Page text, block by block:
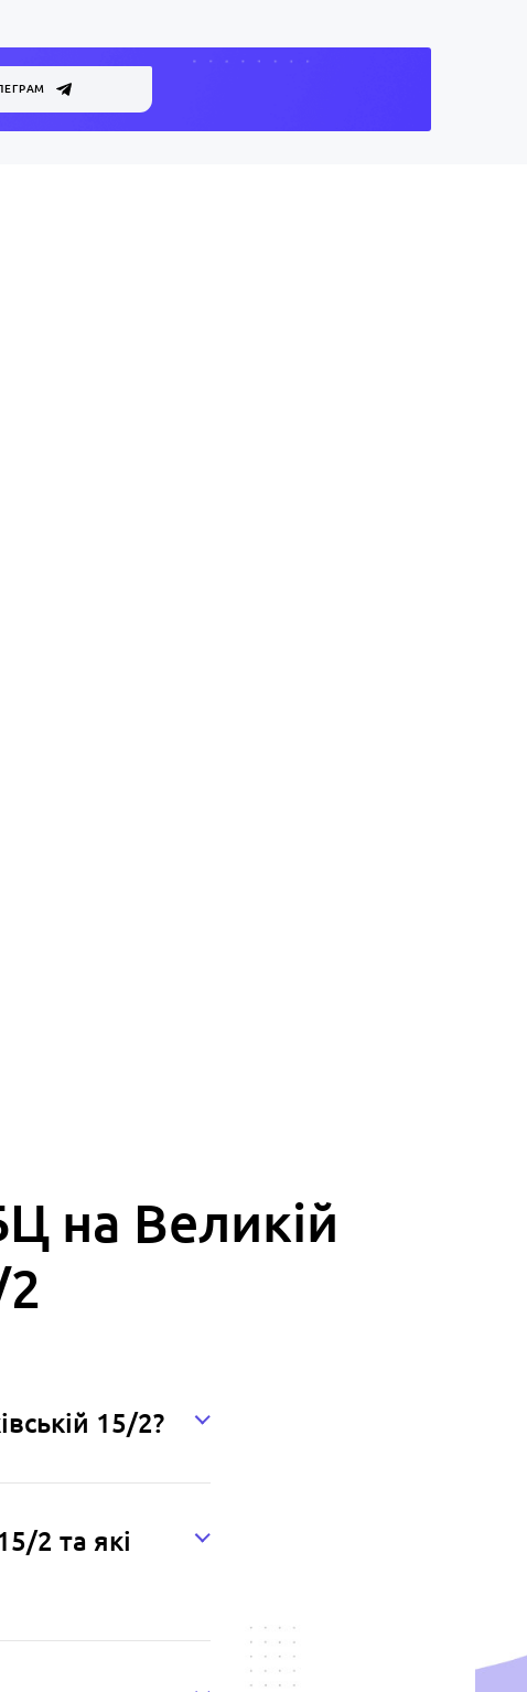
на Великій
15/2?
2 та які